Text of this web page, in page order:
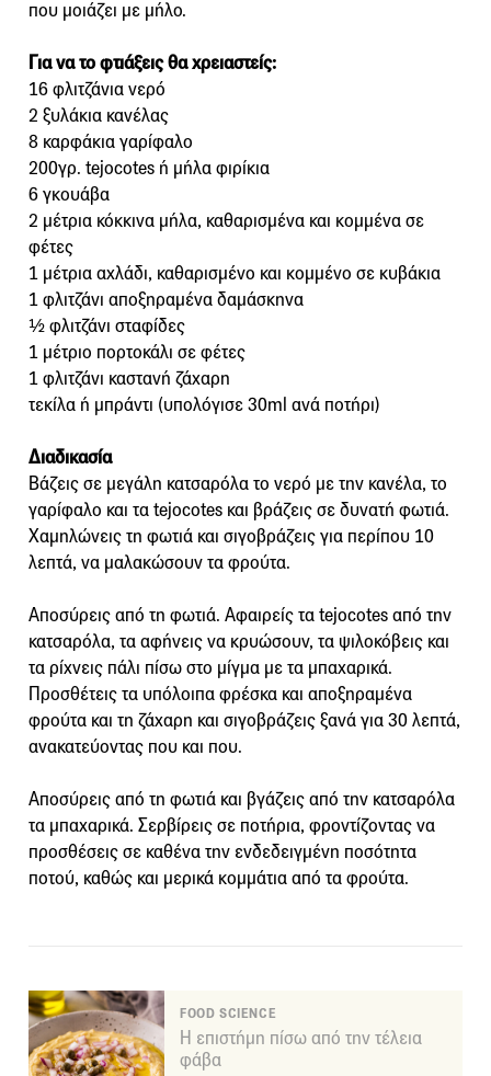
που μοιάζει με μήλο.
Για να το φτιάξεις θα χρειαστείς:
16 φλιτζάνια νερό
2 ξυλάκια κανέλας
8 καρφάκια γαρίφαλο
200γρ. tejocotes ή μήλα φιρίκια
6 γκουάβα
2 μέτρια κόκκινα μήλα, καθαρισμένα και κομμένα σε
φέτες
1 μέτρια αχλάδι, καθαρισμένο και κομμένο σε κυβάκια
1 φλιτζάνι αποξηραμένα δαμάσκηνα
½ φλιτζάνι σταφίδες
1 μέτριο πορτοκάλι σε φέτες
1 φλιτζάνι καστανή ζάχαρη
τεκίλα ή μπράντι (υπολόγισε 30ml ανά ποτήρι)
Διαδικασία
Βάζεις σε μεγάλη κατσαρόλα το νερό με την κανέλα, το
γαρίφαλο και τα tejocotes και βράζεις σε δυνατή φωτιά.
Χαμηλώνεις τη φωτιά και σιγοβράζεις για περίπου 10
λεπτά, να μαλακώσουν τα φρούτα.
Αποσύρεις από τη φωτιά. Αφαιρείς τα tejocotes από την
κατσαρόλα, τα αφήνεις να κρυώσουν, τα ψιλοκόβεις και
τα ρίχνεις πάλι πίσω στο μίγμα με τα μπαχαρικά.
Προσθέτεις τα υπόλοιπα φρέσκα και αποξηραμένα
φρούτα και τη ζάχαρη και σιγοβράζεις ξανά για 30 λεπτά,
ανακατεύοντας που και που.
Αποσύρεις από τη φωτιά και βγάζεις από την κατσαρόλα
τα μπαχαρικά. Σερβίρεις σε ποτήρια, φροντίζοντας να
προσθέσεις σε καθένα την ενδεδειγμένη ποσότητα
ποτού, καθώς και μερικά κομμάτια από τα φρούτα.
FOOD SCIENCE
Η επιστήμη πίσω από την τέλεια
φάβα